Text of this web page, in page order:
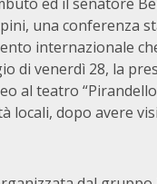
una conferenza
internazionale
di venerdì 28, la
al teatro
locali, dopo avere